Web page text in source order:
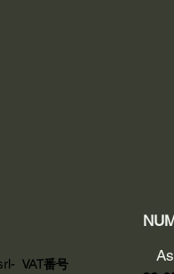
VAT番号